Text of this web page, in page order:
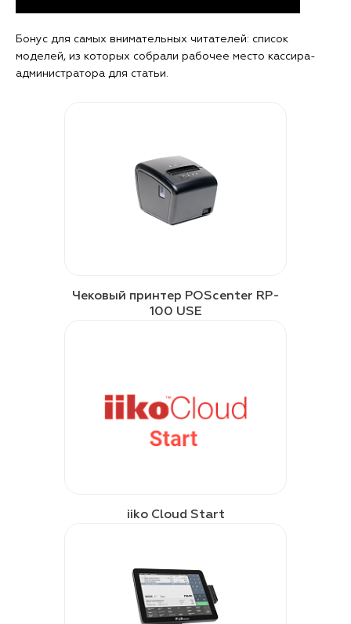
Бонус для самых внимательных читателей: список
моделей, из которых собрали рабочее место кассира-
администратора для статьи.
Чековый принтер POScenter RP-
100 USE
iiko Cloud Start